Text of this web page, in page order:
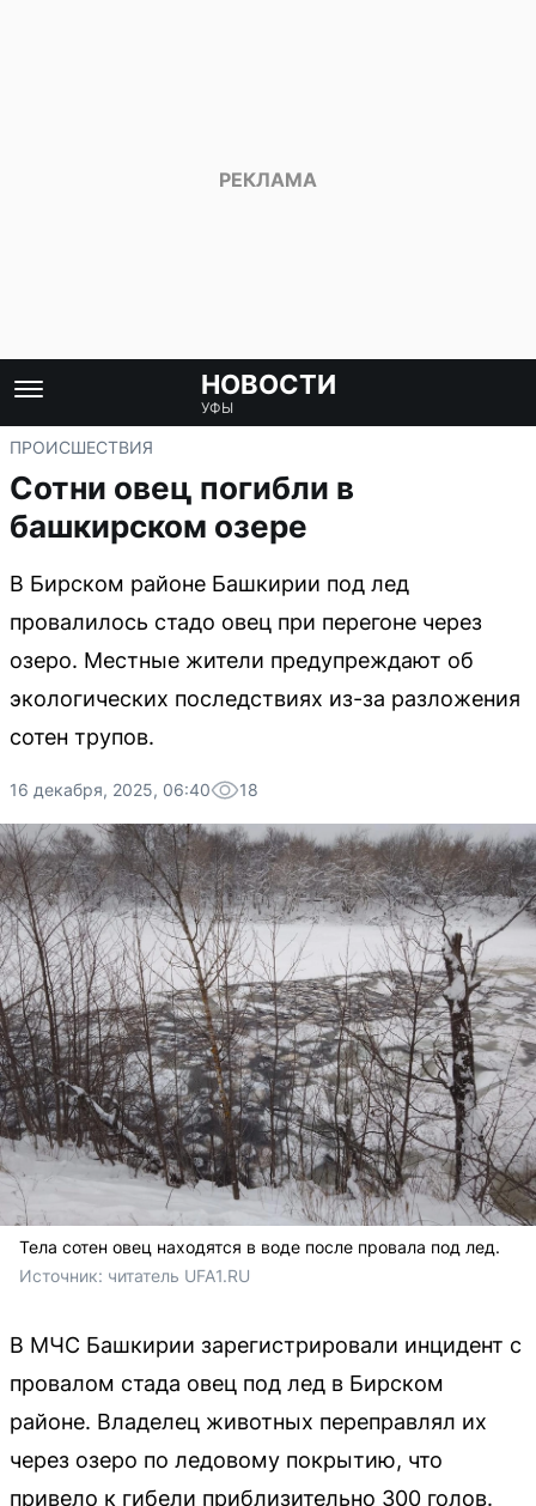
НОВОСТИ
УФЫ
ПРОИСШЕСТВИЯ
Сотни овец погибли в
башкирском озере
В Бирском районе Башкирии под лед
провалилось стадо овец при перегоне через
озеро. Местные жители предупреждают об
экологических последствиях из-за разложения
сотен трупов.
16 декабря, 2025, 06:40 18
Тела сотен овец находятся в воде после провала под лед.
Источник: читатель UFA1.RU
В МЧС Башкирии зарегистрировали инцидент с
провалом стада овец под лед в Бирском
районе. Владелец животных переправлял их
через озеро по ледовому покрытию, что
привело к гибели приблизительно 300 голов.